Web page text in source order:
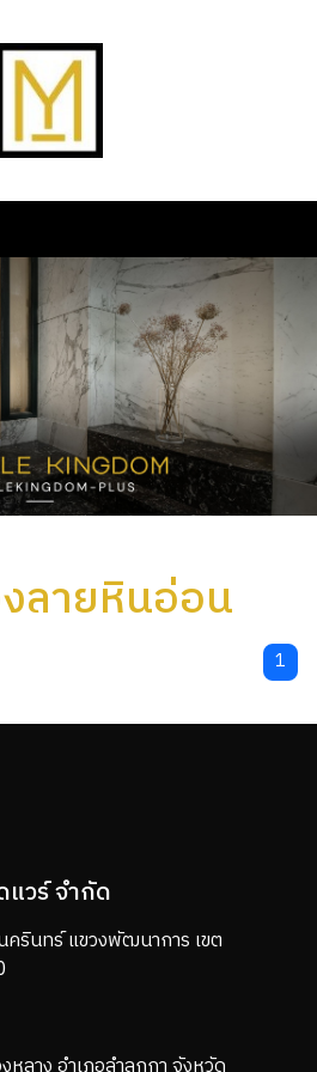
ลายหินอ่อน
1
แวร์ จำกัด
รินทร์ แขวงพัฒนาการ เขต